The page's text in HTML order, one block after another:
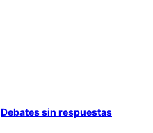
Debates sin respuestas